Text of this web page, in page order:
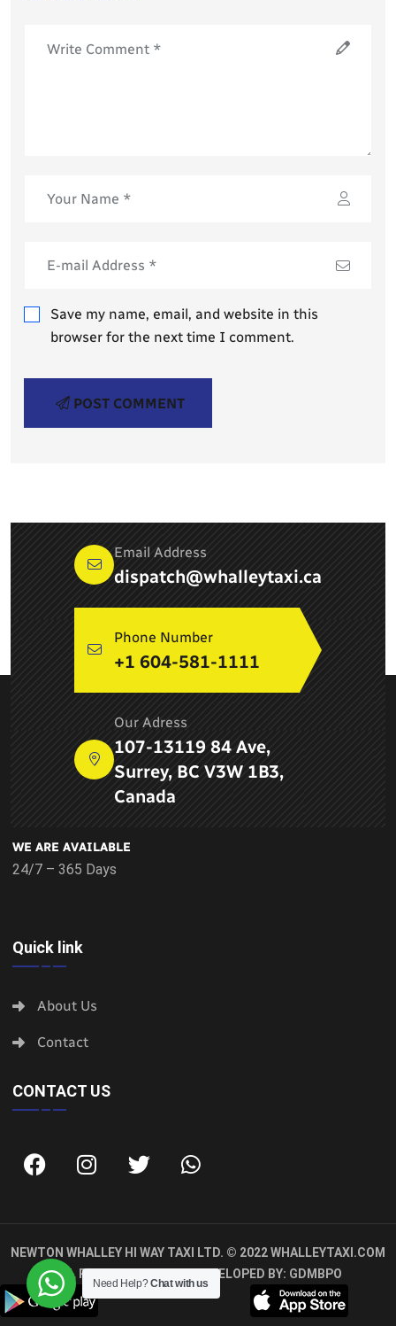
Save my name, email, and website in this
browser for the next time I comment.
POST COMMENT
Email Address
dispatch@whalleytaxi.ca
Phone Number
+1 604-581-1111
Our Adress
107-13119 84 Ave,
Surrey, BC V3W 1B3,
Canada
Newton Whalley Hi Way Taxi ltd. is a leading taxi service
provider in Surrey, BC and provides airport services, pick up
and drop services, taxi services in Delta
WE ARE AVAILABLE
24/7 – 365 Days
Quick link
About Us
Contact
CONTACT US
NEWTON WHALLEY HI WAY TAXI LTD. © 2022WHALLEYTAXI.COM
ALL RIGHTS RESERVED. DEVELOPED BY: GDMBPO
Need Help?Chat with us